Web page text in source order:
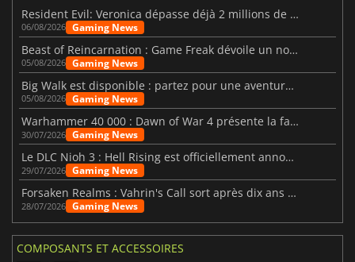
Resident Evil: Veronica dépasse déjà 2 millions de wishlists
06/08/2026 Gaming News
Beast of Reincarnation : Game Freak dévoile un nouveau pari
05/08/2026 Gaming News
Big Walk est disponible : partez pour une aventure entre amis
05/08/2026 Gaming News
Warhammer 40 000 : Dawn of War 4 présente la faction des Nécrons
30/07/2026 Gaming News
Le DLC Nioh 3 : Hell Rising est officiellement annoncé
29/07/2026 Gaming News
Forsaken Realms : Vahrin's Call sort après dix ans de développement
28/07/2026 Gaming News
COMPOSANTS ET ACCESSOIRES